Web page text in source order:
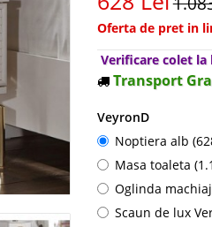
Oferta de pret in
Verificare colet la
Transport
VeyronD
Noptiera alb
Masa toaleta
Oglinda
Scaun de lux